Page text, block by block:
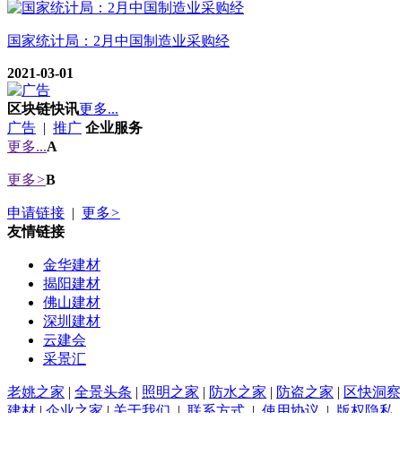
国家统计局：2月中国制造业采购经
2021-03-01
区块链快讯更多...
广告 | 推广 企业服务
更多...A
更多>B
申请链接 | 更多>
友情链接
金华建材
揭阳建材
佛山建材
深圳建材
云建会
采景汇
老姚之家 | 全景头条 | 照明之家 | 防水之家 | 防盗之家 | 区快洞察
建材 | 企业之家 | 关于我们 | 联系方式 | 使用协议 | 版权隐私